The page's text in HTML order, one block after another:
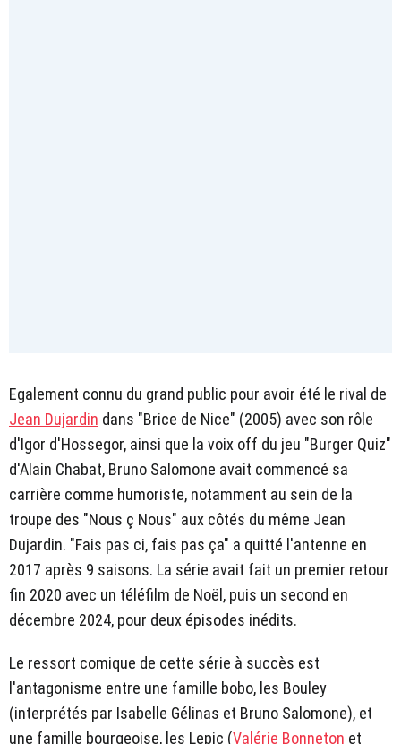
Egalement connu du grand public pour avoir été le rival de
Jean Dujardin dans "Brice de Nice" (2005) avec son rôle
d'Igor d'Hossegor, ainsi que la voix off du jeu "Burger Quiz"
d'Alain Chabat, Bruno Salomone avait commencé sa
carrière comme humoriste, notamment au sein de la
troupe des "Nous ç Nous" aux côtés du même Jean
Dujardin. "Fais pas ci, fais pas ça" a quitté l'antenne en
2017 après 9 saisons. La série avait fait un premier retour
fin 2020 avec un téléfilm de Noël, puis un second en
décembre 2024, pour deux épisodes inédits.
Le ressort comique de cette série à succès est
l'antagonisme entre une famille bobo, les Bouley
(interprétés par Isabelle Gélinas et Bruno Salomone), et
une famille bourgeoise, les Lepic (Valérie Bonneton et